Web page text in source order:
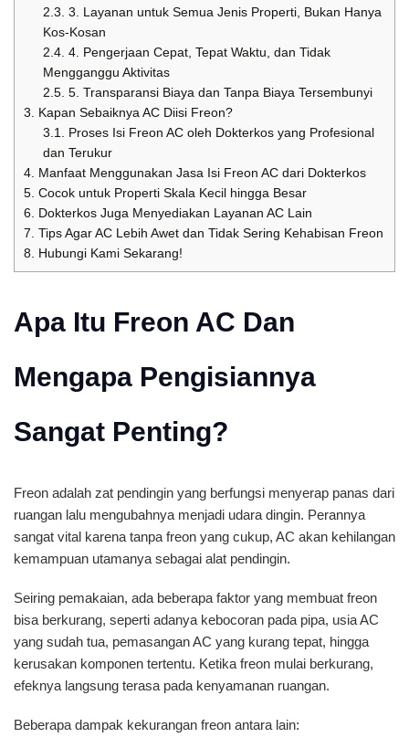
2.3. 3. Layanan untuk Semua Jenis Properti, Bukan Hanya
Kos-Kosan
2.4. 4. Pengerjaan Cepat, Tepat Waktu, dan Tidak
Mengganggu Aktivitas
2.5. 5. Transparansi Biaya dan Tanpa Biaya Tersembunyi
3.
Kapan Sebaiknya AC Diisi Freon?
3.1.
Proses Isi Freon AC oleh Dokterkos yang Profesional
dan Terukur
4. Manfaat Menggunakan Jasa Isi Freon AC dari Dokterkos
5. Cocok untuk Properti Skala Kecil hingga Besar
6. Dokterkos Juga Menyediakan Layanan AC Lain
7. Tips Agar AC Lebih Awet dan Tidak Sering Kehabisan Freon
8. Hubungi Kami Sekarang!
Apa Itu Freon AC Dan
Mengapa Pengisiannya
Sangat Penting?
Freon adalah zat pendingin yang berfungsi menyerap panas dari
ruangan lalu mengubahnya menjadi udara dingin. Perannya
sangat vital karena tanpa freon yang cukup, AC akan kehilangan
kemampuan utamanya sebagai alat pendingin.
Seiring pemakaian, ada beberapa faktor yang membuat freon
bisa berkurang, seperti adanya kebocoran pada pipa, usia AC
yang sudah tua, pemasangan AC yang kurang tepat, hingga
kerusakan komponen tertentu. Ketika freon mulai berkurang,
efeknya langsung terasa pada kenyamanan ruangan.
Beberapa dampak kekurangan freon antara lain: